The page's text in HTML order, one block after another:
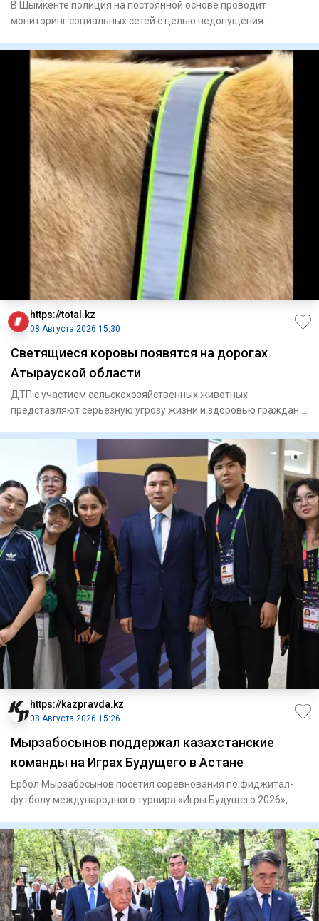
В Шымкенте полиция на постоянной основе проводит
мониторинг социальных сетей с целью недопущения
https://total.kz
08 Августа 2026 15:30
Светящиеся коровы появятся на дорогах
Атырауской области
ДТП с участием сельскохозяйственных животных
представляют серьезную угрозу жизни и здоровью граждан.
https://kazpravda.kz
08 Августа 2026 15:26
Мырзабосынов поддержал казахстанские
команды на Играх Будущего в Астане
Ербол Мырзабосынов посетил соревнования по фиджитал-
футболу международного турнира «Игры Будущего 2026»,